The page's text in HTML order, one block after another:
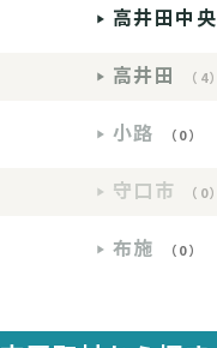
高井田中央
高井田 （4）
小路 （0）
守口市 （0）
布施 （0）